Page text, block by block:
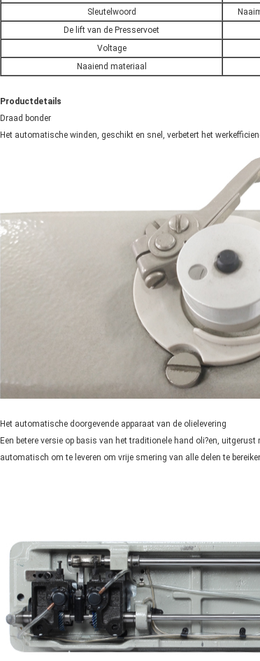
Sleutelwoord
De lift van de Presservoet
Voltage
Naaiend materiaal
Productdetails
Draad bonder
Het automatische winden, geschikt en snel, verbetert het
Het automatische doorgevende apparaat van de olielevering
Een betere versie op basis van het traditionele hand oli?en,
automatisch om te leveren om vrije smering van alle delen te